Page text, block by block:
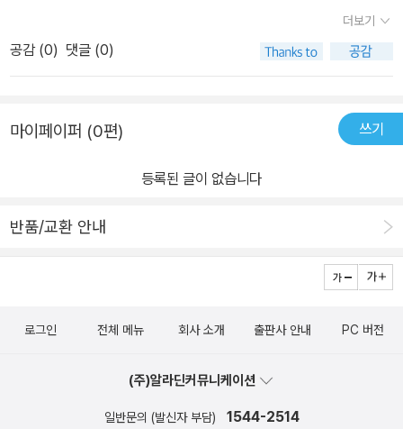
의 기억을 한다고 말하면꽤나 이닦는 것에 얼룩진 추억이 남아 있는
것이 분명하다.​둘째 아이 이제 3살..​이닦기 전쟁이 시작되었다!!​이 좀
생각하다니..너무 재미있고 기발한 생각에 딸아이도 그 생각에 동의
하면서 크게 공감하고 있었다.그런 치약이 개발되면 정말 좋겠다는
리집 이야기를 하는 것처럼잠자기전에 단 음식을 먹으면이를 닦아도
다시 이를 닦아야하는 귀찮음을 감수해야한다는 것!이 닦는 기분이
기는 치과가는 것만큼이나 싫다는데..딸아이도 꼭 자기 직전에 양치
를 한다.조금 미리 그 전에 하면 좋을 것을눈이 반쯤 감긴 상태에서 비
처가 나서 피가 나고 말았다.그 뒤로 음식 먹기도 불편하고한동안 많
은 고생을 하기도 했다.이 닦기 투정이 더 늘긴했지만,이를 꼭 닦아야
올 때쯤만 되면 엄마가 큰 목소리로 나를 불러 양치질을 하라고 했다.
귀찮기도 하고, 졸리기도 하고 양치질을 하고 나면 매운 치약과 물을
적셔서 잠이 다 달아나버리기 때문에 더욱 양치질이 싫었던 것 같다.
있었으면 좋겠다고 ... 동화책을 읽으면 우리들은 생각하기 힘든 엄청
안 먹어도 배가 부른 약이나 한 알의 약으로 밥이 해결되는 것 등등.
든 어린이들은 행복해질 수 있을 것 같다. 그러면 과자나 사탕 등 맛있
서 아이스크림이라도 사오시면 이미 닦은 이를 또 닦아야 하므로 끔
다. 먼저 칫솔이 치아를 지나가는 것은 소름이 돋는다고 표현했다. 어
겠지만 어린 아이는 소름이 돋는 기분이 될 수 있겠다는 생각이 들었
다. 또한 치카 치카 팔을 열심히 움직이는 것은 팔이 저리다고 표현했
더보기
공감 (0) 댓글 (0)
마이페이퍼 (0편) 쓰기
등록된 글이 없습니다
반품/교환 안내
로그인 전체 메뉴 회사 소개 출판사 안내 PC 버전
(주)알라딘커뮤니케이션
일반문의 (발신자 부담) 1544-2514